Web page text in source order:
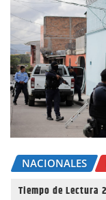
NACIONALES